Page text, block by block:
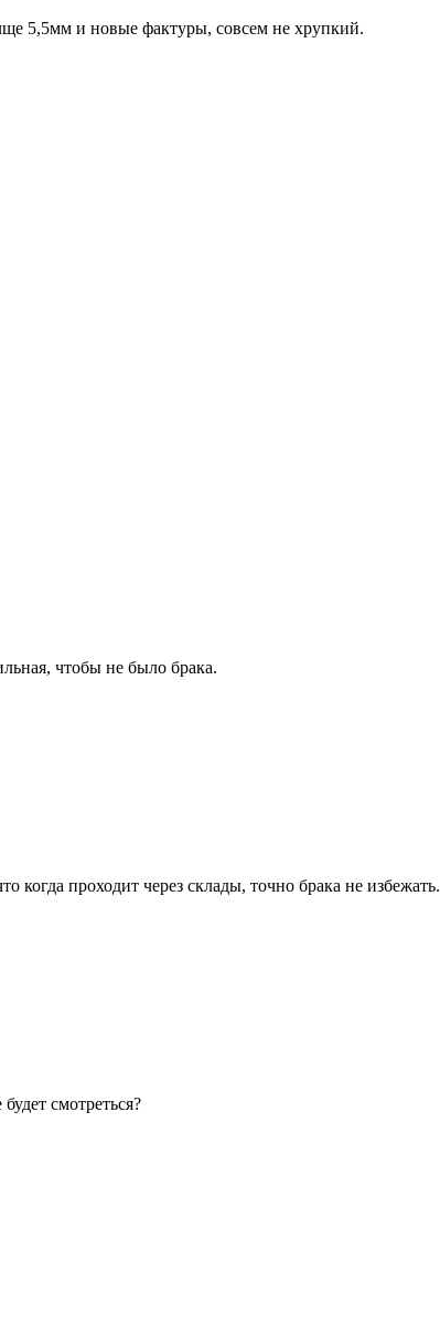
5,5мм и новые фактуры, совсем не хрупкий.
чтобы не было брака.
когда проходит через склады, точно брака не избежать.
смотреться?